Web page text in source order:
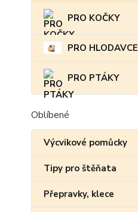
PRO KOČKY
PRO HLODAVCE
PRO PTÁKY
Oblíbené
Výcvikové pomůcky
Tipy pro štěňata
Přepravky, klece